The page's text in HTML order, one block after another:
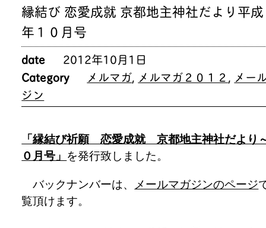
縁結び 恋愛成就 京都地主神社だより平
年１０月号
date
2012年10月1日
Category
メルマガ, メルマガ２０１２, メー
ジン
「縁結び祈願 恋愛成就 京都地主神社だより
０月号」 を発行致しました。
バックナンバーは、 メールマガジンのページ
覧頂けます。